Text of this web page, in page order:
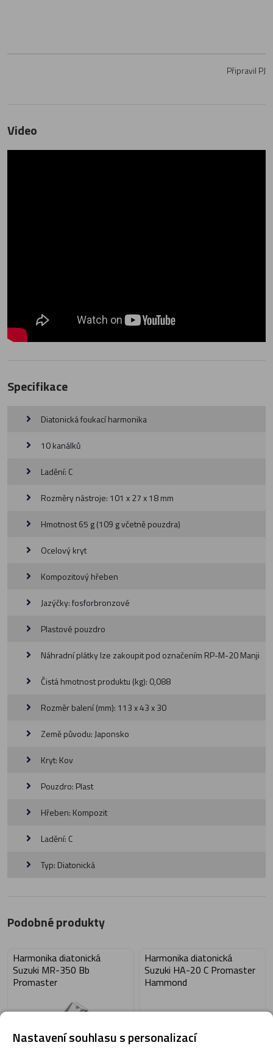
Připravil PJ
Video
Specifikace
Diatonická foukací harmonika
10 kanálků
Ladění: C
Rozměry nástroje: 101 x 27 x 18 mm
Hmotnost 65 g (109 g včetně pouzdra)
Ocelový kryt
Kompozitový hřeben
Jazýčky: fosforbronzové
Plastové pouzdro
Náhradní plátky lze zakoupit pod označením RP-M-20 Manji
Čistá hmotnost produktu (kg): 0,088
Rozměr balení (mm): 113 x 43 x 30
Země původu: Japonsko
Kryt: Kov
Pouzdro: Plast
Hřeben: Kompozit
Ladění: C
Typ: Diatonická
Podobné produkty
Harmonika diatonická
Suzuki MR-350 Bb
Promaster
Harmonika diatonická
Suzuki HA-20 C Promaster
Hammond
Nastavení souhlasu s personalizací